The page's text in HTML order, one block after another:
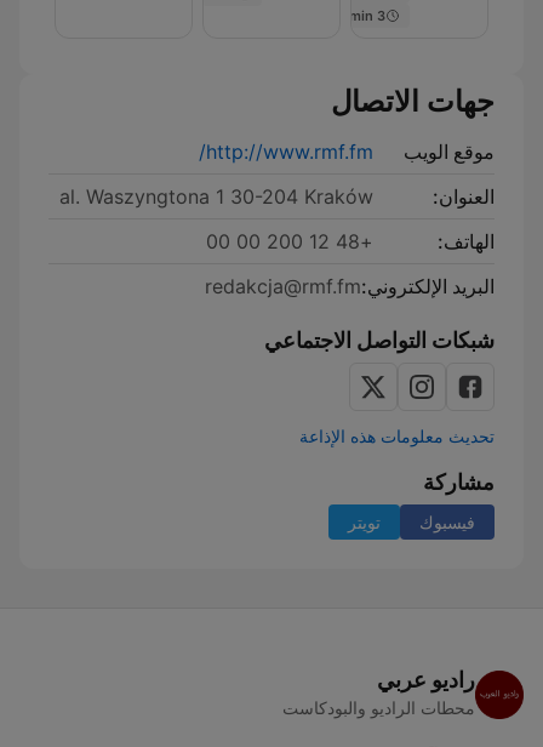
3 min
جهات الاتصال
موقع الويب
http://www.rmf.fm/
العنوان:
al. Waszyngtona 1 30-204 Kraków
الهاتف:
+48 12 200 00 00
البريد الإلكتروني:redakcja@rmf.fm
شبكات التواصل الاجتماعي
تحديث معلومات هذه الإذاعة
مشاركة
فيسبوك تويتر
راديو عربي
محطات الراديو والبودكاست